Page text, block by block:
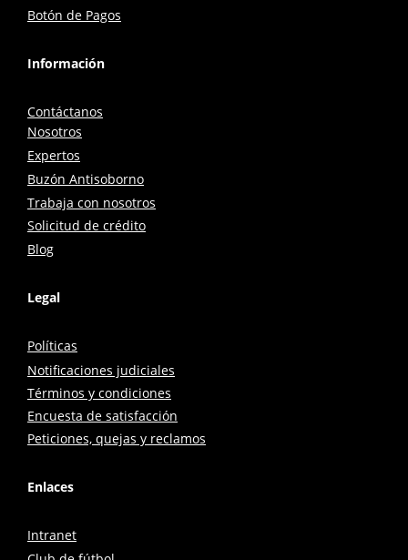
Botón de Pagos
Información
Contáctanos
Nosotros
Expertos
Buzón Antisoborno
Trabaja con nosotros
Solicitud de crédito
Blog
Legal
Políticas
Notificaciones judiciales
Términos y condiciones
Encuesta de satisfacción
Peticiones, quejas y reclamos
Enlaces
Intranet